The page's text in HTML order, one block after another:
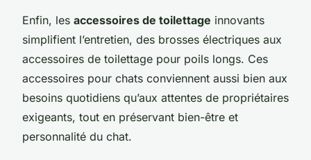
Enfin, les accessoires de toilettage innovants
simplifient l’entretien, des brosses électriques aux
accessoires de toilettage pour poils longs. Ces
accessoires pour chats conviennent aussi bien aux
besoins quotidiens qu’aux attentes de propriétaires
exigeants, tout en préservant bien-être et
personnalité du chat.